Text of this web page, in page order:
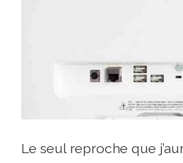
Le seul reproche que